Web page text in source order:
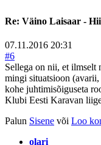
Re: Väino Laisaar -
07.11.2016 20:31
#6
Sellega on nii, et ilmselt
mingi situatsioon
kohe juhtimisõiguseta
Klubi Eesti Karavan
Palun Sisene või Loo
olari